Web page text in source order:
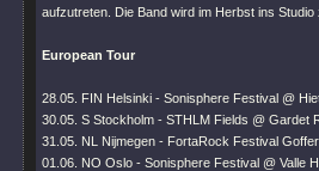
aufzutreten. Die Band wird im Herbst ins
European Tour
28.05. FIN Helsinki - Sonisphere Festival @
30.05. S Stockholm - STHLM Fields @ Gardet
31.05. NL Nijmegen - FortaRock Festival
01.06. NO Oslo - Sonisphere Festival @ Valle